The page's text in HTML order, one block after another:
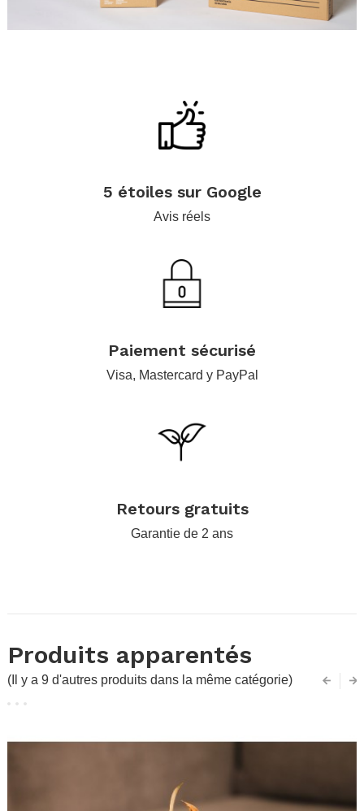
5 étoiles sur Google
Avis réels
Paiement sécurisé
Visa, Mastercard y PayPal
Retours gratuits
Garantie de 2 ans
Produits apparentés
(Il y a 9 d'autres produits dans la même catégorie)